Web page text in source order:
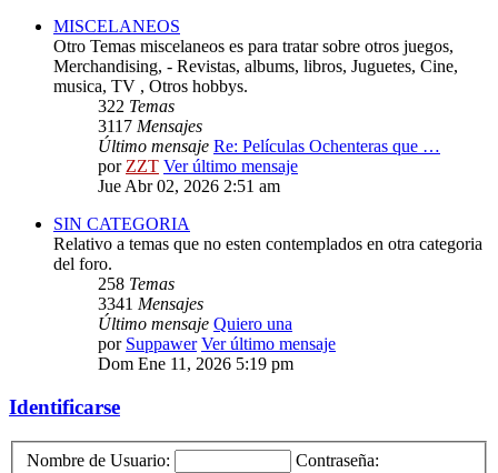
MISCELANEOS
Otro Temas miscelaneos es para tratar sobre otros juegos,
Merchandising, - Revistas, albums, libros, Juguetes, Cine,
musica, TV , Otros hobbys.
322 Temas
3117 Mensajes
Último mensaje Re: Películas Ochenteras que …
porZZT Ver último mensaje
Jue Abr 02, 2026 2:51 am
SIN CATEGORIA
Relativo a temas que no esten contemplados en otra categoria
del foro.
258 Temas
3341 Mensajes
Último mensaje Quiero una
por Suppawer Ver último mensaje
Dom Ene 11, 2026 5:19 pm
Identificarse
Nombre de Usuario:
Contraseña: